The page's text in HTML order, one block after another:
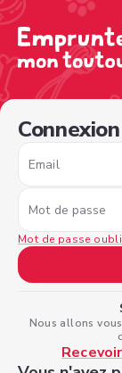
Connexion
Email
Mot de passe
Mot de passe
Nous allons
/sign-